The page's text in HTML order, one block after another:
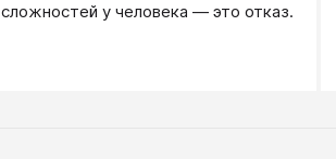
сложностей у человека — это отказ.